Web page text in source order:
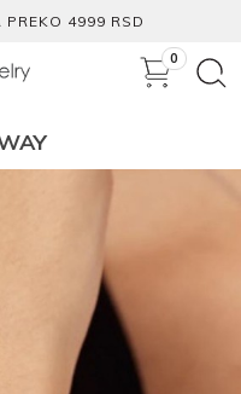
PREKO 4999 RSD
0